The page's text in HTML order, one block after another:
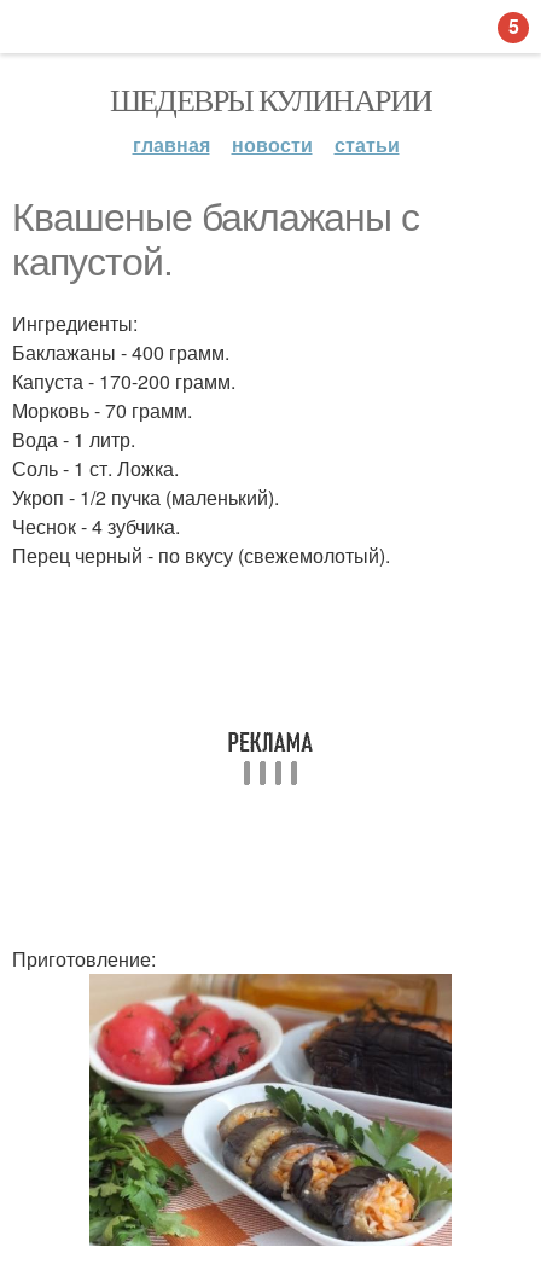
ШЕДЕВРЫ КУЛИНАРИИ
главная новости статьи
Квашеные баклажаны с
капустой.
Ингредиенты:
Баклажаны - 400 грамм.
Капуста - 170-200 грамм.
Морковь - 70 грамм.
Вода - 1 литр.
Соль - 1 ст. Ложка.
Укроп - 1/2 пучка (маленький).
Чеснок - 4 зубчика.
Перец черный - по вкусу (свежемолотый).
Приготовление:
5